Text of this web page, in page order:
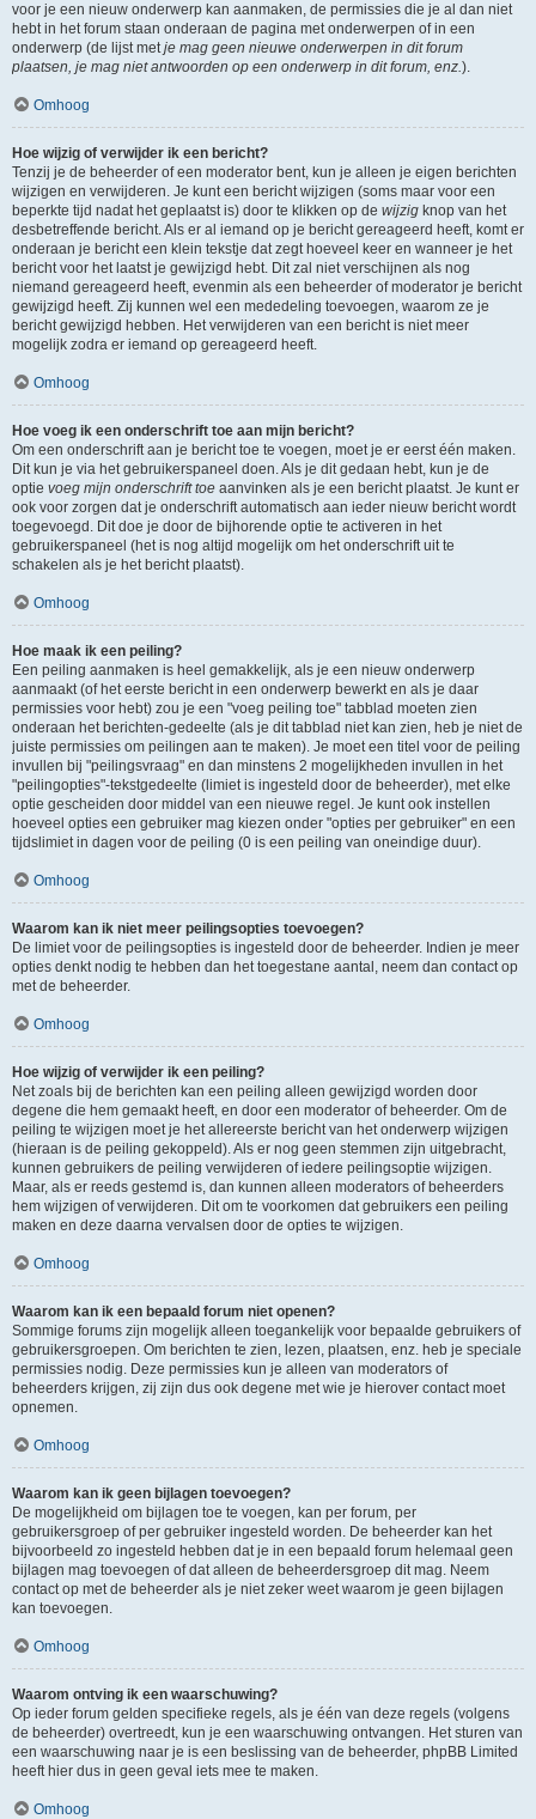
voor je een nieuw onderwerp kan aanmaken, de permissies die je al dan niet
hebt in het forum staan onderaan de pagina met onderwerpen of in een
onderwerp (de lijst metje mag geen nieuwe onderwerpen in dit forum
plaatsen, je mag niet antwoorden op een onderwerp in dit forum, enz.).
Omhoog
Hoe wijzig of verwijder ik een bericht?
Tenzij je de beheerder of een moderator bent, kun je alleen je eigen berichten
wijzigen en verwijderen. Je kunt een bericht wijzigen (soms maar voor een
beperkte tijd nadat het geplaatst is) door te klikken op de wijzig knop van het
desbetreffende bericht. Als er al iemand op je bericht gereageerd heeft, komt er
onderaan je bericht een klein tekstje dat zegt hoeveel keer en wanneer je het
bericht voor het laatst je gewijzigd hebt. Dit zal niet verschijnen als nog
niemand gereageerd heeft, evenmin als een beheerder of moderator je bericht
gewijzigd heeft. Zij kunnen wel een mededeling toevoegen, waarom ze je
bericht gewijzigd hebben. Het verwijderen van een bericht is niet meer
mogelijk zodra er iemand op gereageerd heeft.
Omhoog
Hoe voeg ik een onderschrift toe aan mijn bericht?
Om een onderschrift aan je bericht toe te voegen, moet je er eerst één maken.
Dit kun je via het gebruikerspaneel doen. Als je dit gedaan hebt, kun je de
optie voeg mijn onderschrift toe aanvinken als je een bericht plaatst. Je kunt er
ook voor zorgen dat je onderschrift automatisch aan ieder nieuw bericht wordt
toegevoegd. Dit doe je door de bijhorende optie te activeren in het
gebruikerspaneel (het is nog altijd mogelijk om het onderschrift uit te
schakelen als je het bericht plaatst).
Omhoog
Hoe maak ik een peiling?
Een peiling aanmaken is heel gemakkelijk, als je een nieuw onderwerp
aanmaakt (of het eerste bericht in een onderwerp bewerkt en als je daar
permissies voor hebt) zou je een "voeg peiling toe" tabblad moeten zien
onderaan het berichten-gedeelte (als je dit tabblad niet kan zien, heb je niet de
juiste permissies om peilingen aan te maken). Je moet een titel voor de peiling
invullen bij "peilingsvraag" en dan minstens 2 mogelijkheden invullen in het
"peilingopties"-tekstgedeelte (limiet is ingesteld door de beheerder), met elke
optie gescheiden door middel van een nieuwe regel. Je kunt ook instellen
hoeveel opties een gebruiker mag kiezen onder "opties per gebruiker" en een
tijdslimiet in dagen voor de peiling (0 is een peiling van oneindige duur).
Omhoog
Waarom kan ik niet meer peilingsopties toevoegen?
De limiet voor de peilingsopties is ingesteld door de beheerder. Indien je meer
opties denkt nodig te hebben dan het toegestane aantal, neem dan contact op
met de beheerder.
Omhoog
Hoe wijzig of verwijder ik een peiling?
Net zoals bij de berichten kan een peiling alleen gewijzigd worden door
degene die hem gemaakt heeft, en door een moderator of beheerder. Om de
peiling te wijzigen moet je het allereerste bericht van het onderwerp wijzigen
(hieraan is de peiling gekoppeld). Als er nog geen stemmen zijn uitgebracht,
kunnen gebruikers de peiling verwijderen of iedere peilingsoptie wijzigen.
Maar, als er reeds gestemd is, dan kunnen alleen moderators of beheerders
hem wijzigen of verwijderen. Dit om te voorkomen dat gebruikers een peiling
maken en deze daarna vervalsen door de opties te wijzigen.
Omhoog
Waarom kan ik een bepaald forum niet openen?
Sommige forums zijn mogelijk alleen toegankelijk voor bepaalde gebruikers of
gebruikersgroepen. Om berichten te zien, lezen, plaatsen, enz. heb je speciale
permissies nodig. Deze permissies kun je alleen van moderators of
beheerders krijgen, zij zijn dus ook degene met wie je hierover contact moet
opnemen.
Omhoog
Waarom kan ik geen bijlagen toevoegen?
De mogelijkheid om bijlagen toe te voegen, kan per forum, per
gebruikersgroep of per gebruiker ingesteld worden. De beheerder kan het
bijvoorbeeld zo ingesteld hebben dat je in een bepaald forum helemaal geen
bijlagen mag toevoegen of dat alleen de beheerdersgroep dit mag. Neem
contact op met de beheerder als je niet zeker weet waarom je geen bijlagen
kan toevoegen.
Omhoog
Waarom ontving ik een waarschuwing?
Op ieder forum gelden specifieke regels, als je één van deze regels (volgens
de beheerder) overtreedt, kun je een waarschuwing ontvangen. Het sturen van
een waarschuwing naar je is een beslissing van de beheerder, phpBB Limited
heeft hier dus in geen geval iets mee te maken.
Omhoog